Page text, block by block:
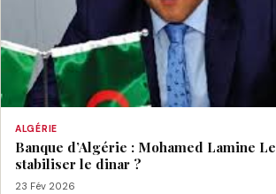
ALGÉRIE
Banque d’Algérie : Mohamed Lamine
stabiliser le dinar ?
23 Fév 2026